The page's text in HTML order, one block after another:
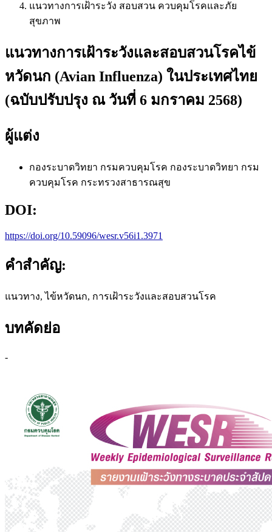
แนวทางการเฝ้าระวัง สอบสวน ควบคุมโรคและภัย
สุขภาพ
แนวทางการเฝ้าระวังและสอบสวนโรคไข้
หวัดนก (Avian Influenza) ในประเทศไทย
(ฉบับปรับปรุง ณ วันที่ 6 มกราคม 2568)
ผู้แต่ง
กองระบาดวิทยา กรมควบคุมโรค กองระบาดวิทยา กรม
ควบคุมโรค กระทรวงสาธารณสุข
DOI:
https://doi.org/10.59096/wesr.v56i1.3971
คำสำคัญ:
แนวทาง, ไข้หวัดนก, การเฝ้าระวังและสอบสวนโรค
บทคัดย่อ
-